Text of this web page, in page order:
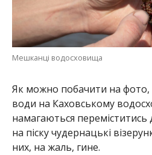
Мешканці водосховища
Як можно побачити на фото,
води на Каховському
намагаються
на піску чудернацькі
них, на жаль, гине.